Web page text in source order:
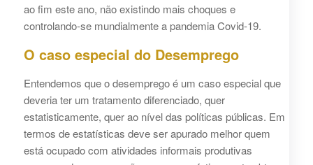
ao fim este ano, não existindo mais choques e
controlando-se mundialmente a pandemia Covid-19.
O caso especial do Desemprego
Entendemos que o desemprego é um caso especial que
deveria ter um tratamento diferenciado, quer
estatisticamente, quer ao nível das políticas públicas. Em
termos de estatísticas deve ser apurado melhor quem
está ocupado com atividades informais produtivas